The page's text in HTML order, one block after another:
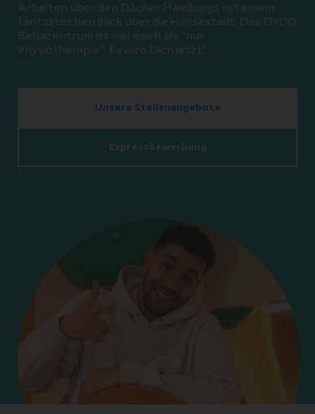
Arbeiten über den Dächer Hamburgs mit einem
fantastischen Blick über die Hansestadt. Das ENDO
Rehazentrum ist viel merh als "nur
Physiotherapie". Bewirb Dich jetzt!
Unsere Stellenangebote
Expressbewerbung